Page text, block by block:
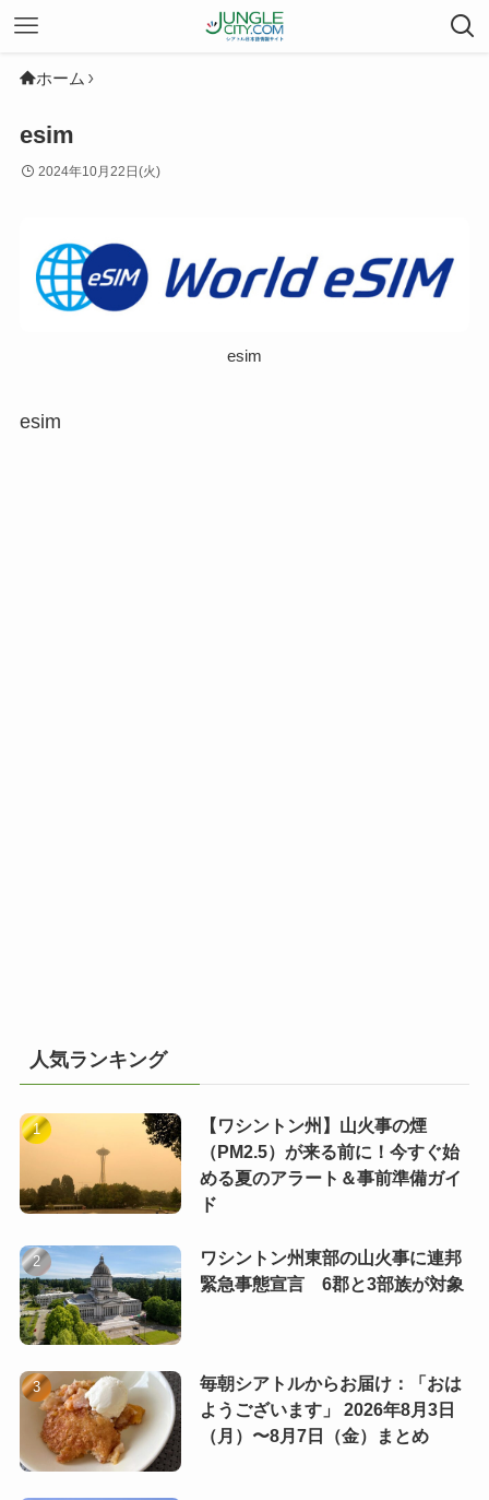
ホーム
esim
2024年10月22日(火)
esim
esim
人気ランキング
【ワシントン州】山火事の煙
（PM2.5）が来る前に！今すぐ始
める夏のアラート＆事前準備ガイ
ド
ワシントン州東部の山火事に連邦
緊急事態宣言 6郡と3部族が対象
毎朝シアトルからお届け：「おは
ようございます」 2026年8月3日
（月）〜8月7日（金）まとめ